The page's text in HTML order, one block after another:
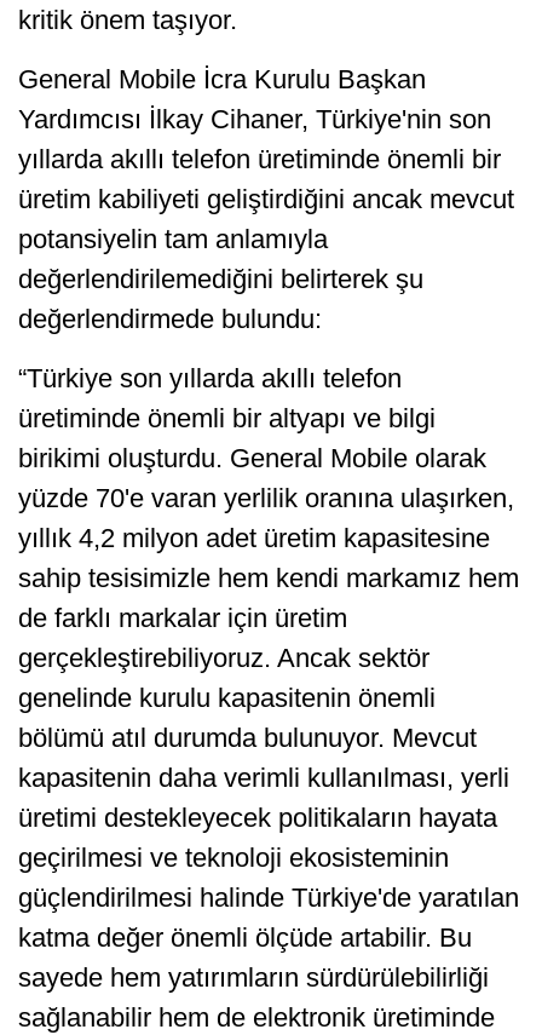
kritik önem taşıyor.
General Mobile İcra Kurulu Başkan
Yardımcısı İlkay Cihaner, Türkiye'nin son
yıllarda akıllı telefon üretiminde önemli bir
üretim kabiliyeti geliştirdiğini ancak mevcut
potansiyelin tam anlamıyla
değerlendirilemediğini belirterek şu
değerlendirmede bulundu:
“Türkiye son yıllarda akıllı telefon
üretiminde önemli bir altyapı ve bilgi
birikimi oluşturdu. General Mobile olarak
yüzde 70'e varan yerlilik oranına ulaşırken,
yıllık 4,2 milyon adet üretim kapasitesine
sahip tesisimizle hem kendi markamız hem
de farklı markalar için üretim
gerçekleştirebiliyoruz. Ancak sektör
genelinde kurulu kapasitenin önemli
bölümü atıl durumda bulunuyor. Mevcut
kapasitenin daha verimli kullanılması, yerli
üretimi destekleyecek politikaların hayata
geçirilmesi ve teknoloji ekosisteminin
güçlendirilmesi halinde Türkiye'de yaratılan
katma değer önemli ölçüde artabilir. Bu
sayede hem yatırımların sürdürülebilirliği
sağlanabilir hem de elektronik üretiminde